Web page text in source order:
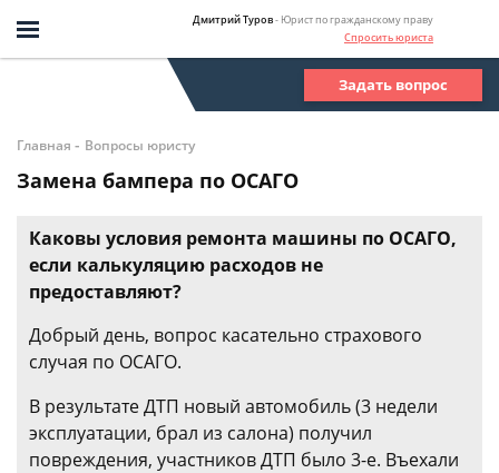
Дмитрий Туров- Юрист по гражданскому праву
Спросить юриста
Задать вопрос
Главная - Вопросы юристу
Замена бампера по ОСАГО
Каковы условия ремонта машины по ОСАГО,
если калькуляцию расходов не
предоставляют?
Добрый день, вопрос касательно страхового
случая по ОСАГО.
В результате ДТП новый автомобиль (3 недели
эксплуатации, брал из салона) получил
повреждения, участников ДТП было 3-е. Въехали